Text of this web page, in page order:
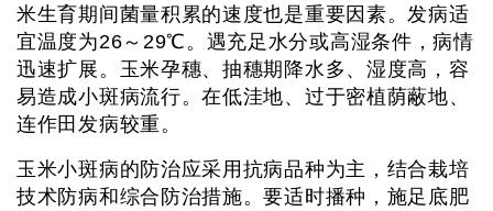
米生育期间菌量积累的速度也是重要因素。发病适
宜温度为26～29℃。遇充足水分或高湿条件，病情
迅速扩展。玉米孕穗、抽穗期降水多、湿度高，容
易造成小斑病流行。在低洼地、过于密植荫蔽地、
连作田发病较重。
玉米小斑病的防治应采用抗病品种为主，结合栽培
技术防病和综合防治措施。要适时播种，施足底肥